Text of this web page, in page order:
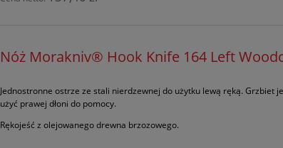
Nóż Morakniv® Hook Knife 164 Left
Jednostronne ostrze ze stali nierdzewnej do użytku lewą ręką. Grzbiet
użyć prawej dłoni do pomocy.
Rękojeść z olejowanego drewna brzozowego.